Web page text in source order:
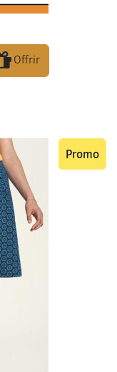
Offrir
Promo